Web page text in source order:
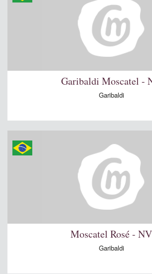
Garibaldi Moscatel -
Garibaldi
Moscatel Rosé - NV
Garibaldi